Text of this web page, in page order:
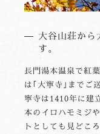
大谷山荘から
す。
長門湯本温泉で紅
は｢大寧寺｣までご
寧寺は1410年に建
本のイロハモミジ
トとしても見どこ